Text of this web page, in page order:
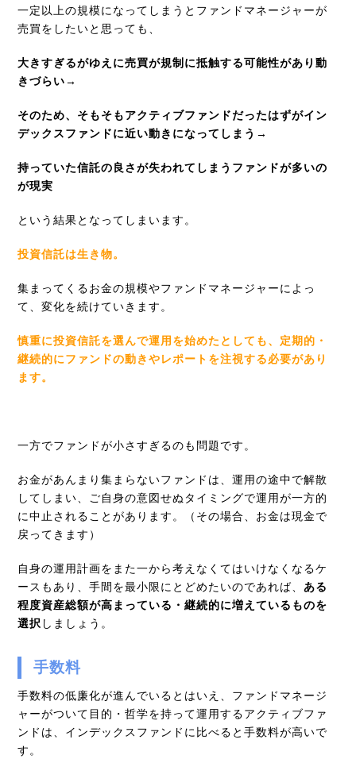
一定以上の規模になってしまうとファンドマネージャーが
売買をしたいと思っても、
大きすぎるがゆえに売買が規制に抵触する可能性があり動
きづらい→
そのため、そもそもアクティブファンドだったはずがイン
デックスファンドに近い動きになってしまう→
持っていた信託の良さが失われてしまうファンドが多いの
が現実
という結果となってしまいます。
投資信託は生き物。
集まってくるお金の規模やファンドマネージャーによっ
て、変化を続けていきます。
慎重に投資信託を選んで運用を始めたとしても、定期的・
継続的にファンドの動きやレポートを注視する必要があり
ます。
一方でファンドが小さすぎるのも問題です。
お金があんまり集まらないファンドは、運用の途中で解散
してしまい、ご自身の意図せぬタイミングで運用が一方的
に中止されることがあります。（その場合、お金は現金で
戻ってきます）
自身の運用計画をまた一から考えなくてはいけなくなるケ
ースもあり、手間を最小限にとどめたいのであれば、ある
程度資産総額が高まっている・継続的に増えているものを
選択 しましょう。
手数料
手数料の低廉化が進んでいるとはいえ、ファンドマネージ
ャーがついて目的・哲学を持って運用するアクティブファ
ンドは、インデックスファンドに比べると手数料が高いで
す。